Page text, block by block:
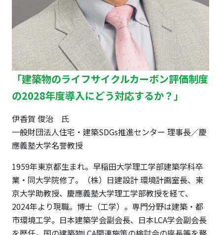
「建築物のライフサイクルカーボン評価制度
の2028年度導入にどう対応するか？」
伊香賀 俊治 氏
一般財団法人住宅・建築SDGs推進センター 理事長／慶
應義塾大学名誉教授
1959年東京都生まれ。早稲田大学理工学部建築学科卒
業・同大学院修了。（株）日建設計 環境計画室長、東
京大学助教授、慶應義塾大学理工学部教授を経て、
2024年より現職。博士（工学）。専門分野は建築・都
市環境工学。日本建築学会副会長、日本LCA学会副会長